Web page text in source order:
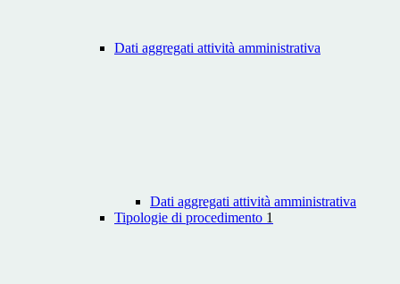
Dati aggregati attività amministrativa
Dati aggregati attività amministrativa
Tipologie di procedimento 1